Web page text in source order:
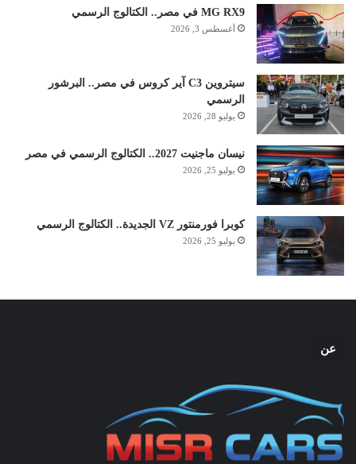
MG RX9 في مصر.. الكتالوج الرسمي
أغسطس 3, 2026
سيتروين C3 آير كروس في مصر.. البرشور
الرسمي
يوليو 28, 2026
نيسان ماجنيت 2027.. الكتالوج الرسمي في مصر
يوليو 25, 2026
كوبرا فورمنتور VZ الجديدة.. الكتالوج الرسمي
يوليو 25, 2026
عن